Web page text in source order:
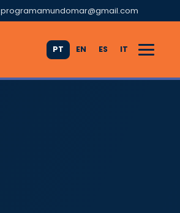
programamundomar@gmail.com
PT EN ES IT